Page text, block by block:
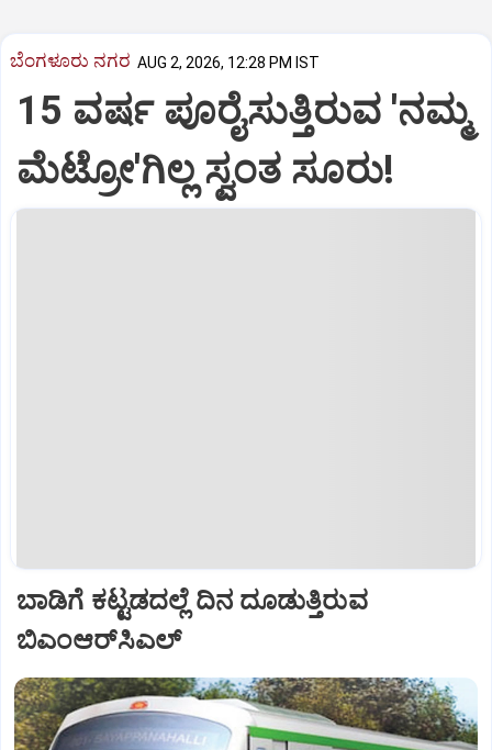
ಬೆಂಗಳೂರು ನಗರ AUG 2, 2026, 12:28 PM IST
15 ವರ್ಷ ಪೂರೈಸುತ್ತಿರುವ 'ನಮ್ಮ
ಮೆಟ್ರೋ'ಗಿಲ್ಲ ಸ್ವಂತ ಸೂರು!
ಬಾಡಿಗೆ ಕಟ್ಟಡದಲ್ಲೆ ದಿನ ದೂಡುತ್ತಿರುವ
ಬಿಎಂಆರ್‌ಸಿಎಲ್‌